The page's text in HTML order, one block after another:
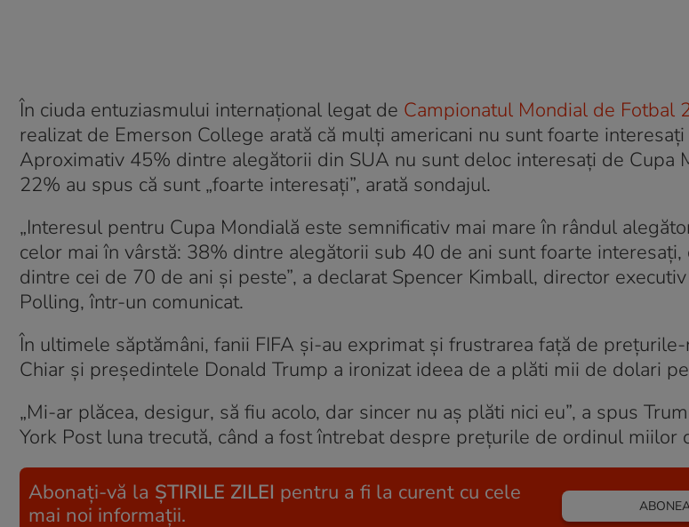
În ciuda entuziasmului internațional legat de Campionatul Mondial de Fotbal
realizat de Emerson College arată că mulți americani nu sunt foarte
Aproximativ 45% dintre alegătorii din SUA nu sunt deloc interesați de Cupa
22% au spus că sunt „foarte interesați”, arată sondajul.
„Interesul pentru Cupa Mondială este semnificativ mai mare în rândul
celor mai în vârstă: 38% dintre alegătorii sub 40 de ani sunt foarte
dintre cei de 70 de ani și peste”, a declarat Spencer Kimball, director
Polling, într-un comunicat.
În ultimele săptămâni, fanii FIFA și-au exprimat și frustrarea față de
Chiar și președintele Donald Trump a ironizat ideea de a plăti mii de dolari
„Mi-ar plăcea, desigur, să fiu acolo, dar sincer nu aș plăti nici eu”, a spus
York Post luna trecută, când a fost întrebat despre prețurile de ordinul miilor
Abonați-vă la ȘTIRILE ZILEI pentru a fi la curent cu cele
mai noi informații.